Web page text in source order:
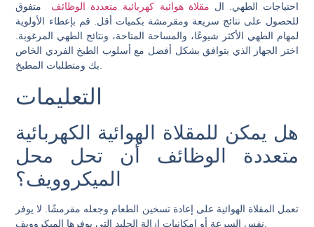
احتياجات الطهي. ال مقلاة هوائية كهربائية متعددة الوظائف
متفوق
للحصول على نتائج سريعة ومقرمشة بكميات أقل. قم بإعطاء الأولوية
لمهام الطهي الأكثر شيوعًا، والمساحة المتاحة، ونتائج الطهي المرغوبة.
اختر الجهاز الذي يتوافق بشكل أفضل مع أسلوب الطبخ الفردي الخاص
التعليمات
هل يمكن للمقلاة الهوائية الكهربائية
متعددة الوظائف أن تحل محل
الميكروويف؟
تعمل المقلاة الهوائية على إعادة تسخين الطعام وجعله مقرمشًا. لا يوفر